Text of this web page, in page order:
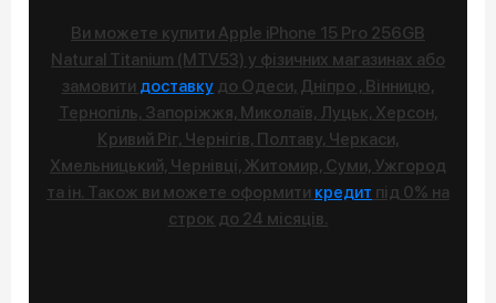
Ви можете купити Apple iPhone 15 Pro 256GB
Natural Titanium (MTV53) у фізичних магазинах або
замовити доставкудо Одеси, Дніпро , Вінницю,
Тернопіль, Запоріжжя, Миколаїв, Луцьк, Херсон,
Кривий Ріг, Чернігів, Полтаву, Черкаси,
Хмельницький, Чернівці, Житомир, Суми, Ужгород
та ін. Також ви можете оформити кредит під 0% на
строк до 24 місяців.